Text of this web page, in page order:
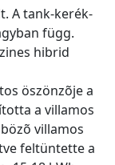
A tank-kerék-
függ.
hibrid
öszönzõje a
a villamos
villamos
feltüntette a